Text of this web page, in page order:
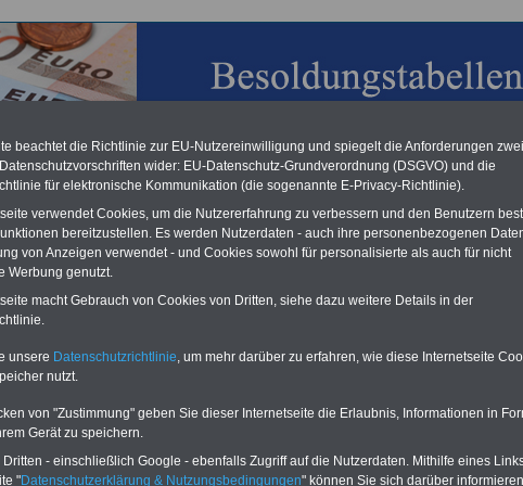
für Beamte & Ruhestandsbeamte (geringe Alimentation)
hat die Berliner Landesbesoldung für verfassungs-
(Berlin muss bisMärz 2027 eine Neuregelung der Besoldung
Auch beim Bund (Beamte & Ruhestandsbeamte) gibt es teilweise
(Medienberichten zufolge liegt diese für
mind. 3.000 und 13.000 Euro, Der INFO-SERVICE gibt hierzu eine
heraus, die unmittelbar nach dem Beschluss des Gesetzentwurfs der
vorgelegt wird (wahrscheinlich im Quartal.2026 >>>
Besoldungsgesetz (HBesG): § 55 Besoldung bei
Dienstfähigkeit
OnlineS ervicefür 10 Euro
beachtet die Richtlinie zur EU-Nutzereinwilligung und spiegelt die Anforderungen
wider: EU-Datenschutz-Grundverordnung (DSGVO) und die
für elektronische Kommunikation (die sogenannte E-Privacy-Richtlinie).
verwendet Cookies, um die Nutzererfahrung zu verbessern und den Benutzern
bereitzustellen. Es werden Nutzerdaten - auch ihre personenbezogenen
von Anzeigen verwendet - und Cookies sowohl für personalisierte als auch für nicht
Werbung genutzt.
macht Gebrauch von Cookies von Dritten, siehe dazu weitere Details in der
unsere Datenschutzrichtlinie, um mehr darüber zu erfahren, wie diese Internetseite
nutzt.
von "Zustimmung" geben Sie dieser Internetseite die Erlaubnis, Informationen in
Gerät zu speichern.
- einschließlich Google - ebenfalls Zugriff auf die Nutzerdaten. Mithilfe eines
"Datenschutzerklärung & Nutzungsbedingungen" können Sie sich darüber